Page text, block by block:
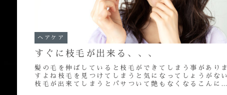
ヘアケア
すぐに枝毛が出来る、、、
髪の毛を伸ばしていると枝毛ができてしまう事がありま
すよね枝毛を見つけてしまうと気になってしょうがない
枝毛が出来てしまうとパサついて艶もなくなるこんにち